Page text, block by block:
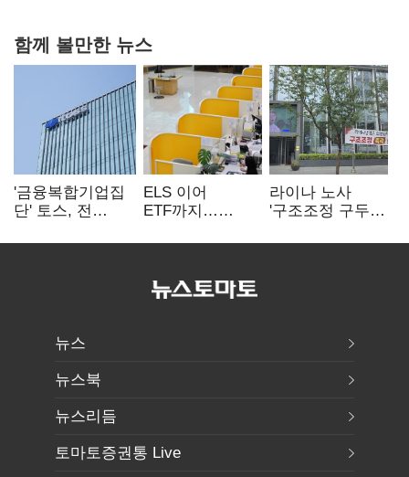
함께 볼만한 뉴스
'금융복합기업집
단' 토스, 전
표준화
ELS 이어
ETF까지…
제동 걸린 은행
라이나 노사
'구조조정 구두
뉴스
뉴스북
뉴스리듬
토마토증권통 Live